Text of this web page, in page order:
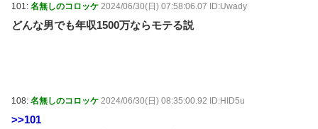
101: 名無しのコロッケ 2024/06/30(日) 07:58:06.07 ID:Uwady
どんな男でも年収1500万ならモテる説
108: 名無しのコロッケ 2024/06/30(日) 08:35:00.92 ID:HID5u
>>101